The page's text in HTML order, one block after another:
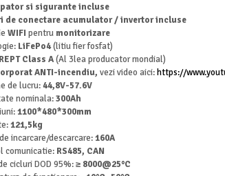
si sigurante incluse
de conectare acumulator / invertor incluse
WIFI pentru monitorizare
LiFePo4(litiu fier fosfat)
REPT Class A(Al 3lea producator mondial)
ANTI-incendiu, vezi video aici: https://
de lucru:44,8V-57.6V
nominala:300Ah
1100*480*300mm
121,5kg
incarcare/descarcare:160A
comunicatie: RS485, CAN
cicluri DOD 95%:≥ 8000@25°C